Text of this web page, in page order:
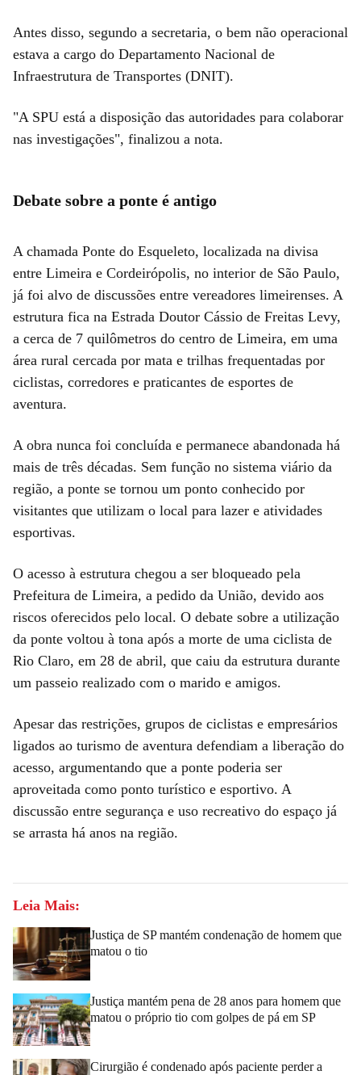
Antes disso, segundo a secretaria, o bem não operacional
estava a cargo do Departamento Nacional de
Infraestrutura de Transportes (DNIT).
"A SPU está a disposição das autoridades para colaborar
nas investigações", finalizou a nota.
Debate sobre a ponte é antigo
A chamada Ponte do Esqueleto, localizada na divisa
entre Limeira e Cordeirópolis, no interior de São Paulo,
já foi alvo de discussões entre vereadores limeirenses. A
estrutura fica na Estrada Doutor Cássio de Freitas Levy,
a cerca de 7 quilômetros do centro de Limeira, em uma
área rural cercada por mata e trilhas frequentadas por
ciclistas, corredores e praticantes de esportes de
aventura.
A obra nunca foi concluída e permanece abandonada há
mais de três décadas. Sem função no sistema viário da
região, a ponte se tornou um ponto conhecido por
visitantes que utilizam o local para lazer e atividades
esportivas.
O acesso à estrutura chegou a ser bloqueado pela
Prefeitura de Limeira, a pedido da União, devido aos
riscos oferecidos pelo local. O debate sobre a utilização
da ponte voltou à tona após a morte de uma ciclista de
Rio Claro, em 28 de abril, que caiu da estrutura durante
um passeio realizado com o marido e amigos.
Apesar das restrições, grupos de ciclistas e empresários
ligados ao turismo de aventura defendiam a liberação do
acesso, argumentando que a ponte poderia ser
aproveitada como ponto turístico e esportivo. A
discussão entre segurança e uso recreativo do espaço já
se arrasta há anos na região.
Leia Mais:
Justiça de SP mantém condenação de homem que
matou o tio
Justiça mantém pena de 28 anos para homem que
matou o próprio tio com golpes de pá em SP
Cirurgião é condenado após paciente perder a